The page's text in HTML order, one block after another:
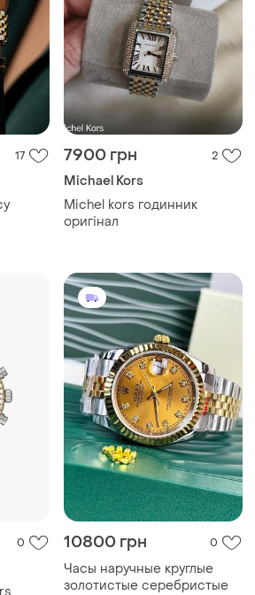
17 7900 грн 2
Michael Kors
Michel kors годинник
оригінал
0 10800 грн 0
Часы наручные круглые
золотистые серебристые